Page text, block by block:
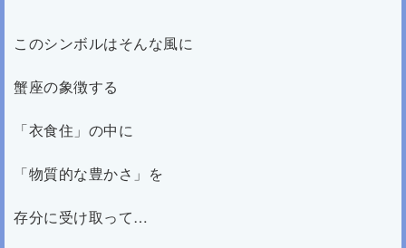
このシンボルはそんな風に
蟹座の象徴する
「衣食住」の中に
「物質的な豊かさ」を
存分に受け取って…